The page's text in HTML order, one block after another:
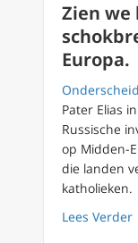
Zien we
Europa.
Pater Elias
Russische
op Midden-
die landen
katholieken.
Lees Verder